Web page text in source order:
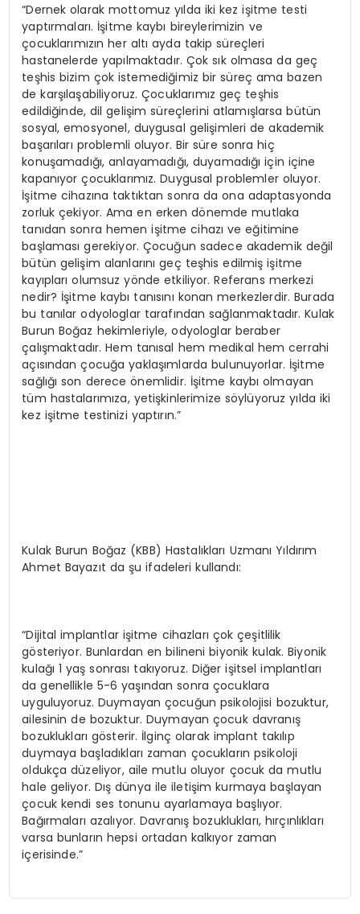
“Dernek olarak mottomuz yılda iki kez işitme testi
yaptırmaları. İşitme kaybı bireylerimizin ve
çocuklarımızın her altı ayda takip süreçleri
hastanelerde yapılmaktadır. Çok sık olmasa da geç
teşhis bizim çok istemediğimiz bir süreç ama bazen
de karşılaşabiliyoruz. Çocuklarımız geç teşhis
edildiğinde, dil gelişim süreçlerini atlamışlarsa bütün
sosyal, emosyonel, duygusal gelişimleri de akademik
başarıları problemli oluyor. Bir süre sonra hiç
konuşamadığı, anlayamadığı, duyamadığı için içine
kapanıyor çocuklarımız. Duygusal problemler oluyor.
İşitme cihazına taktıktan sonra da ona adaptasyonda
zorluk çekiyor. Ama en erken dönemde mutlaka
tanıdan sonra hemen işitme cihazı ve eğitimine
başlaması gerekiyor. Çocuğun sadece akademik değil
bütün gelişim alanlarını geç teşhis edilmiş işitme
kayıpları olumsuz yönde etkiliyor. Referans merkezi
nedir? İşitme kaybı tanısını konan merkezlerdir. Burada
bu tanılar odyologlar tarafından sağlanmaktadır. Kulak
Burun Boğaz hekimleriyle, odyologlar beraber
çalışmaktadır. Hem tanısal hem medikal hem cerrahi
açısından çocuğa yaklaşımlarda bulunuyorlar. İşitme
sağlığı son derece önemlidir. İşitme kaybı olmayan
tüm hastalarımıza, yetişkinlerimize söylüyoruz yılda iki
kez işitme testinizi yaptırın.”
Kulak Burun Boğaz (KBB) Hastalıkları Uzmanı Yıldırım
Ahmet Bayazıt da şu ifadeleri kullandı:
“Dijital implantlar işitme cihazları çok çeşitlilik
gösteriyor. Bunlardan en bilineni biyonik kulak. Biyonik
kulağı 1 yaş sonrası takıyoruz. Diğer işitsel implantları
da genellikle 5-6 yaşından sonra çocuklara
uyguluyoruz. Duymayan çocuğun psikolojisi bozuktur,
ailesinin de bozuktur. Duymayan çocuk davranış
bozuklukları gösterir. İlginç olarak implant takılıp
duymaya başladıkları zaman çocukların psikoloji
oldukça düzeliyor, aile mutlu oluyor çocuk da mutlu
hale geliyor. Dış dünya ile iletişim kurmaya başlayan
çocuk kendi ses tonunu ayarlamaya başlıyor.
Bağırmaları azalıyor. Davranış bozuklukları, hırçınlıkları
varsa bunların hepsi ortadan kalkıyor zaman
içerisinde.”